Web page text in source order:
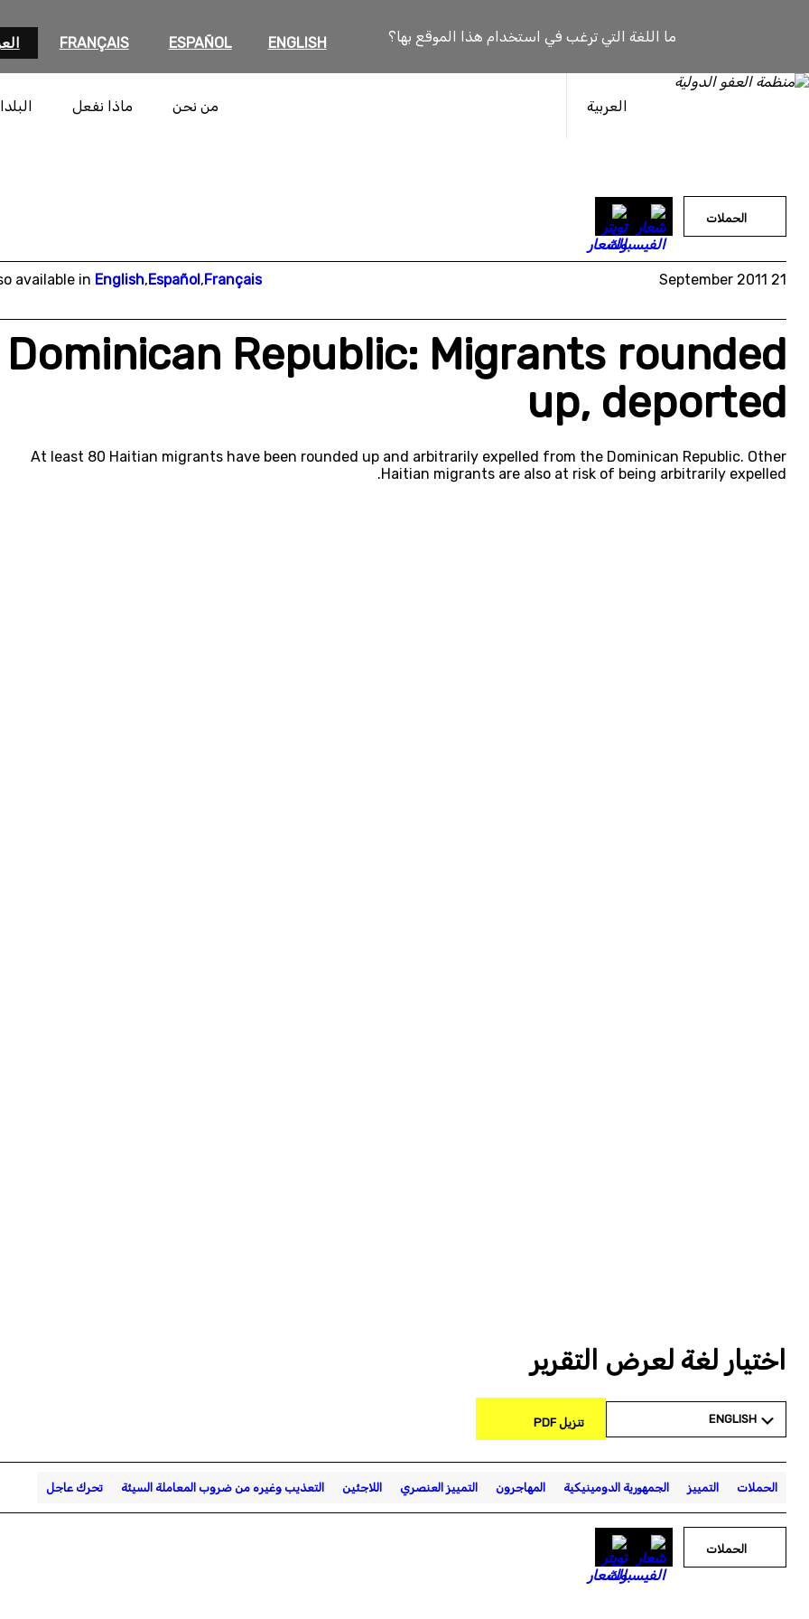
ما اللغة التي ترغب في استخدام هذا الموقع بها؟ ENGLISH
ESPAÑOL
FRANÇAIS
العربية من نحن ماذا نفعل
الحملات
21 September 2011
available in English,Español,Français
Dominican Republic: Migrants rounded
up, deported
At least 80 Haitian migrants have been rounded up and arbitrarily expelled from the Dominican Republic. Other
Haitian migrants are also at risk of being arbitrarily expelled.
اختيار لغة لعرض التقرير
ENGLISH تنزيل PDF
الحملات التمييز الجمهورية الدومينيكية المهاجرون التمييز العنصري اللاجئين التعذيب وغيره من ضروب المعاملة السيئة تحرك عاجل
الحملات